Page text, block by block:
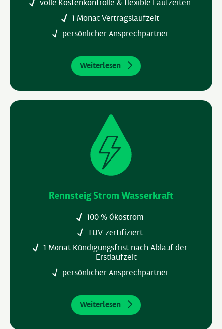
volle Kostenkontrolle & flexible Laufzeiten
1 Monat Vertragslaufzeit
persönlicher Ansprechpartner
Weiterlesen
Rennsteig Strom Wasserkraft
100 % Ökostrom
TÜV-zertifiziert
1 Monat Kündigungsfrist nach Ablauf der
Erstlaufzeit
persönlicher Ansprechpartner
Weiterlesen